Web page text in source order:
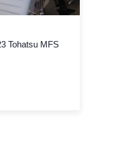
Tohatsu MFS